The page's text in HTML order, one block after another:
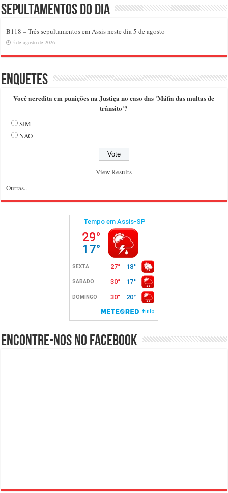
Sepultamentos do dia
B118 – Três sepultamentos em Assis neste dia 5 de agosto
5 de agosto de 2026
Enquetes
Você acredita em punições na Justiça no caso das 'Máfia das multas de
trânsito'?
SIM
NÃO
View Results
Outras..
Encontre-nos no Facebook